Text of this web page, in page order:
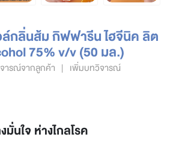
กลิ่นส้ม กิฟฟารีน ไฮจีนิค ลิต
75% v/v (50 มล.)
ารณ์จากลูกค้า | เพิ่มบทวิจารณ์
นใจ ห่างไกลโรค